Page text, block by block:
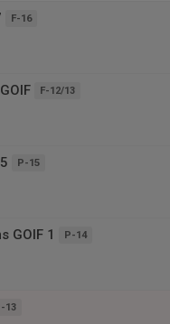
F-16
F-12/13
P-15
GOIF 1 P-14
13